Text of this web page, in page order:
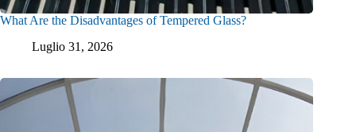
What Are the Disadvantages of Tempered Glass?
Luglio 31, 2026